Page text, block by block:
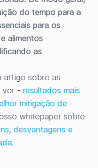
do tempo para a
para os
alimentos
as
artigo sobre as
ver - resultados mais
mitigação de
whitepaper sobre
desvantagens e
.